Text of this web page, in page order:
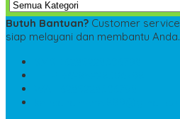
Butuh Bantuan? Customer service
siap melayani dan membantu Anda.